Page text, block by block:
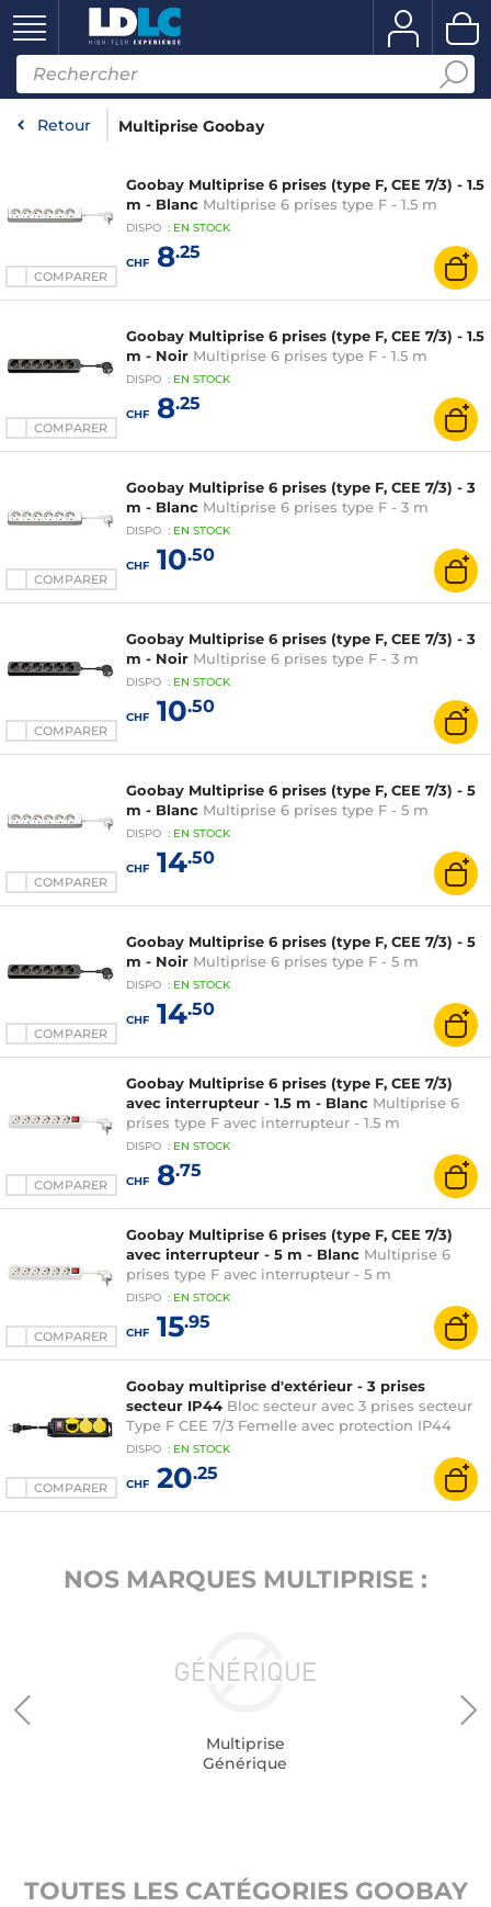
Retour Multiprise Goobay
COMPARER
Goobay Multiprise 6 prises (type F, CEE 7/3) - 1.5
m - Blanc Multiprise 6 prises type F - 1.5 m
DISPO : EN STOCK
CHF8.25
COMPARER
Goobay Multiprise 6 prises (type F, CEE 7/3) - 1.5
m - Noir Multiprise 6 prises type F - 1.5 m
DISPO : EN STOCK
CHF8.25
COMPARER
Goobay Multiprise 6 prises (type F, CEE 7/3) - 3
m - Blanc Multiprise 6 prises type F - 3 m
DISPO : EN STOCK
CHF10.50
COMPARER
Goobay Multiprise 6 prises (type F, CEE 7/3) - 3
m - Noir Multiprise 6 prises type F - 3 m
DISPO : EN STOCK
CHF10.50
COMPARER
Goobay Multiprise 6 prises (type F, CEE 7/3) - 5
m - Blanc Multiprise 6 prises type F - 5 m
DISPO : EN STOCK
CHF14.50
COMPARER
Goobay Multiprise 6 prises (type F, CEE 7/3) - 5
m - Noir Multiprise 6 prises type F - 5 m
DISPO : EN STOCK
CHF14.50
COMPARER
Goobay Multiprise 6 prises (type F, CEE 7/3)
avec interrupteur - 1.5 m - Blanc Multiprise 6
prises type F avec interrupteur - 1.5 m
DISPO : EN STOCK
CHF8.75
COMPARER
Goobay Multiprise 6 prises (type F, CEE 7/3)
avec interrupteur - 5 m - Blanc Multiprise 6
prises type F avec interrupteur - 5 m
DISPO : EN STOCK
CHF15.95
COMPARER
Goobay multiprise d'extérieur - 3 prises
secteur IP44 Bloc secteur avec 3 prises secteur
Type F CEE 7/3 Femelle avec protection IP44
DISPO : EN STOCK
CHF20.25
NOS MARQUES MULTIPRISE :
Multiprise
Générique
TOUTES LES CATÉGORIES GOOBAY